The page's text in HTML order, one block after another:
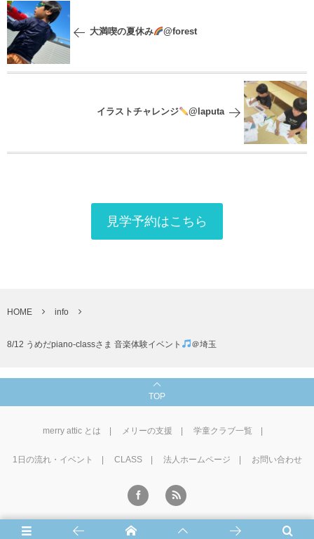
大満喫の夏休み @forest
イラストチャレンジ @laputa
見学予約はこちら
HOME info
8/12 うめだpiano-classさま 音楽体験イベント ＠埼玉
TOP
merry attic とは メリーの支援 学童クラブ一覧
1⽇の流れ・イベント CLASS 法人ホームページ お問い合わせ
2016 - 2026 学童CLUB merry attic